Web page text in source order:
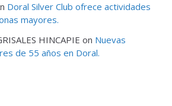
Doral Silver Club ofrece actividades
mayores.
HINCAPIE on Nuevas
de 55 años en Doral.